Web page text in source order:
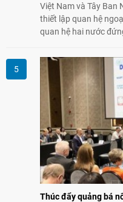
Việt Nam và Tây Ban
thiết lập quan hệ
quan hệ hai nước
nhân dân có vai trò
xã hội, tăng cường
dân hai nước.
Thúc đẩy quảng bá